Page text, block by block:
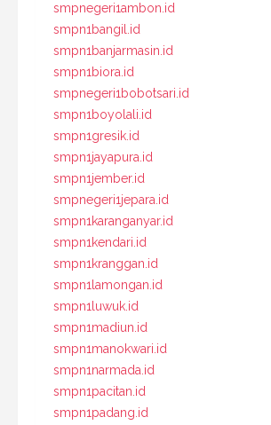
smpnegeri1ambon.id
smpn1bangil.id
smpn1banjarmasin.id
smpn1biora.id
smpnegeri1bobotsari.id
smpn1boyolali.id
smpn1gresik.id
smpn1jayapura.id
smpn1jember.id
smpnegeri1jepara.id
smpn1karanganyar.id
smpn1kendari.id
smpn1kranggan.id
smpn1lamongan.id
smpn1luwuk.id
smpn1madiun.id
smpn1manokwari.id
smpn1narmada.id
smpn1pacitan.id
smpn1padang.id